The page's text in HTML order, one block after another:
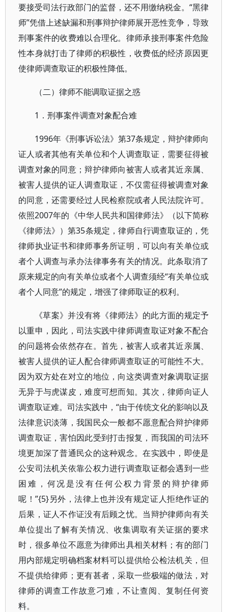
要接受司法行政部门的监督，还不用缴纳税金。“黑律
师”凭借上述缺漏和刑事辩护律师展开恶性竞争，导致
刑事案件的收费难以合理化。律师承接刑事案件危险
性本身就打击了律师的积极性，收费低的经济原因更
使律师调查取证的积极性降低。
（二）律师不能调取证据之惑
1．刑事案件调查对象配合难
1996年《刑事诉讼法》第37条规定，辩护律师向
证人或者其他有关单位和个人调查取证，需要征得被
调查对象的同意；辩护律师向被害人或者其近亲属、
被害人提供的证人调查取证，不仅需征得被调查对象
的同意，还需要经过人民检察院或者人民法院许可。
依照2007年的《中华人民共和国律师法》（以下简称
《律师法》）第35条规定，律师自行调查取证的，凭
律师执业证书和律师事务所证明，可以向有关单位或
者个人调查与承办法律事务有关的情况。此条取消了
原来规定的向有关单位或者个人调查须经“有关单位或
者个人同意”的规定，增强了律师取证的权利。
《草案》并没有将《律师法》的此方面的规定予
以重申，因此，司法实践中律师调查取证对象不配合
的问题将会依然存在。首先，被害人或者其近亲属、
被害人提供的证人配合律师调查取证的可能性不大。
因为双方处在对立的地位，向这类调查对象调取证据
无异于与虎谋皮，难度可想而知。其次，律师向证人
调查取证难。司法实践中，“由于传统文化的影响以及
法律意识淡薄，我国民众一般都不愿意配合辩护律师
调查取证，害怕因此受到打击报复，而我国的司法环
境更加深了普通民众的这种观念。在实践中，即使是
公安司法机关依靠公权力进行调查取证都会遇到一些
困难，何况是没有任何公权力背景的辩护律师
呢！”{5}另外，法律上也并没有规定证人拒绝作证的
后果，证人不作证没有后顾之忧。当辩护律师向有关
单位提出了解有关情况、收集调取有关证据的要求
时，很多单位不愿意为律师出具相关材料；有的部门
用内部规定明确档案材料可以提供给公检法机关，但
不提供给律师；更有甚者，采取一些极端的做法，对
律师的调查工作故意刁难，不让查阅、复制任何资
料。